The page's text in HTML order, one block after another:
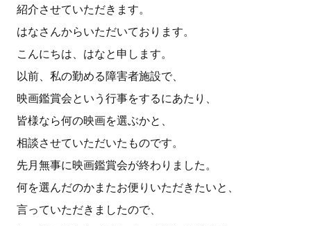
紹介させていただきます。
はなさんからいただいております。
こんにちは、はなと申します。
以前、私の勤める障害者施設で、
映画鑑賞会という行事をするにあたり、
皆様なら何の映画を選ぶかと、
相談させていただいたものです。
先月無事に映画鑑賞会が終わりました。
何を選んだのかまたお便りいただきたいと、
言っていただきましたので、